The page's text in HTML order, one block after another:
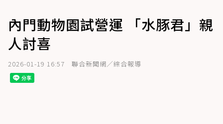
內門動物園試營運 「水豚君」親
人討喜
2026-01-19 16:57 聯合新聞網／綜合報導